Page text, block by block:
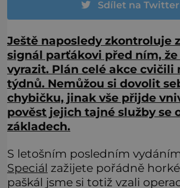
Sdílet na
Ještě naposledy zkontroluje
signál parťákovi před ním,
vyrazit. Plán celé akce cvičili
týdnů. Nemůžou si dovolit
chybičku, jinak vše přijde
pověst jejich tajné služby se
základech.
S letošním posledním
Speciál zažijete pořádně
paškál jsme si totiž vzali